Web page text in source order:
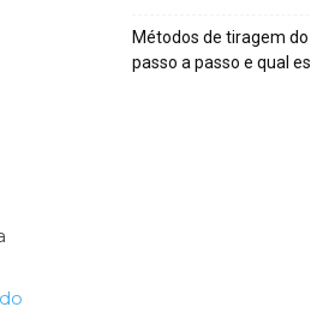
Métodos de tiragem
passo a passo e qual